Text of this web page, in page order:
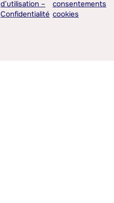
d’utilisation –
Confidentialité
consentements
cookies